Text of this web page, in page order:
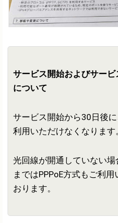
サービス開始およびサー
について
サービス開始から30日後
利用いただけなくなります
光回線が開通していない
まではPPPoE方式もご利
おります。